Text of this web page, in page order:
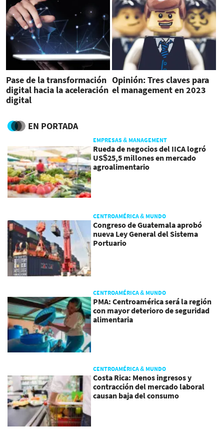
Pase de la transformación
digital hacia la aceleración
digital
Opinión: Tres claves para
el management en 2023
EN PORTADA
EMPRESAS & MANAGEMENT
Rueda de negocios del IICA logró
US$25,5 millones en mercado
agroalimentario
CENTROAMÉRICA & MUNDO
Congreso de Guatemala aprobó
nueva Ley General del Sistema
Portuario
CENTROAMÉRICA & MUNDO
PMA: Centroamérica será la región
con mayor deterioro de seguridad
alimentaria
CENTROAMÉRICA & MUNDO
Costa Rica: Menos ingresos y
contracción del mercado laboral
causan baja del consumo